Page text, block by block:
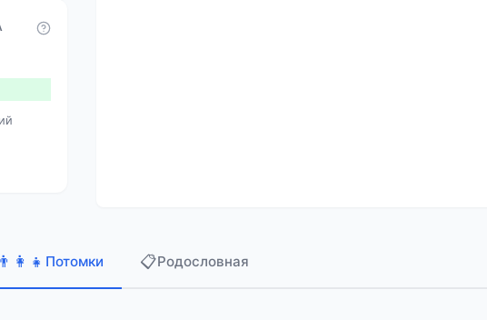
👨‍👩‍👧 Потомки 📋Родословная